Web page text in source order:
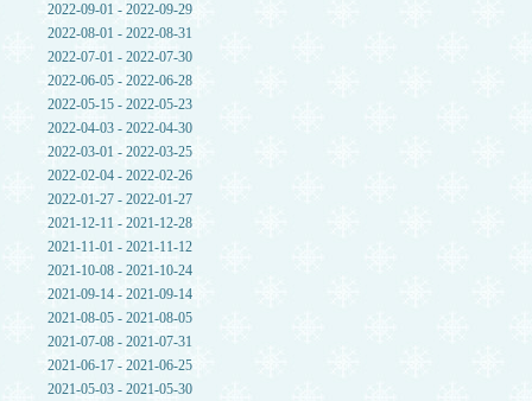
2022-09-01 - 2022-09-29
2022-08-01 - 2022-08-31
2022-07-01 - 2022-07-30
2022-06-05 - 2022-06-28
2022-05-15 - 2022-05-23
2022-04-03 - 2022-04-30
2022-03-01 - 2022-03-25
2022-02-04 - 2022-02-26
2022-01-27 - 2022-01-27
2021-12-11 - 2021-12-28
2021-11-01 - 2021-11-12
2021-10-08 - 2021-10-24
2021-09-14 - 2021-09-14
2021-08-05 - 2021-08-05
2021-07-08 - 2021-07-31
2021-06-17 - 2021-06-25
2021-05-03 - 2021-05-30